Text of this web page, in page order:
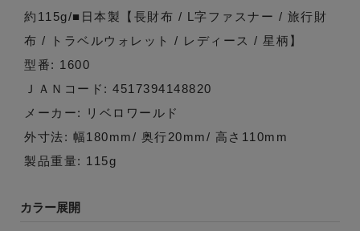
約115g/■日本製【長財布 / L字ファスナー / 旅行財
布 / トラベルウォレット / レディース / 星柄】
型番: 1600
ＪＡＮコード: 4517394148820
メーカー: リベロワールド
外寸法: 幅180mm/ 奥行20mm/ 高さ110mm
製品重量: 115g
カラー展開